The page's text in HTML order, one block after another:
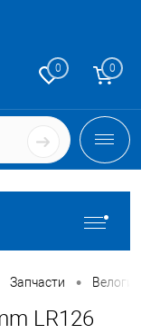
0 0
Запчасти •
LR126